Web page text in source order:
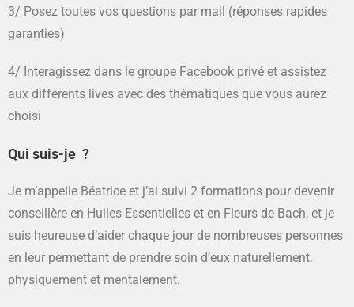
3/ Posez toutes vos questions par mail (réponses rapides
garanties)
4/ Interagissez dans le groupe Facebook privé et assistez
aux différents lives avec des thématiques que vous aurez
choisi
Qui suis-je ?
Je m’appelle Béatrice et j’ai suivi 2 formations pour devenir
conseillère en Huiles Essentielles et en Fleurs de Bach, et je
suis heureuse d’aider chaque jour de nombreuses personnes
en leur permettant de prendre soin d’eux naturellement,
physiquement et mentalement.